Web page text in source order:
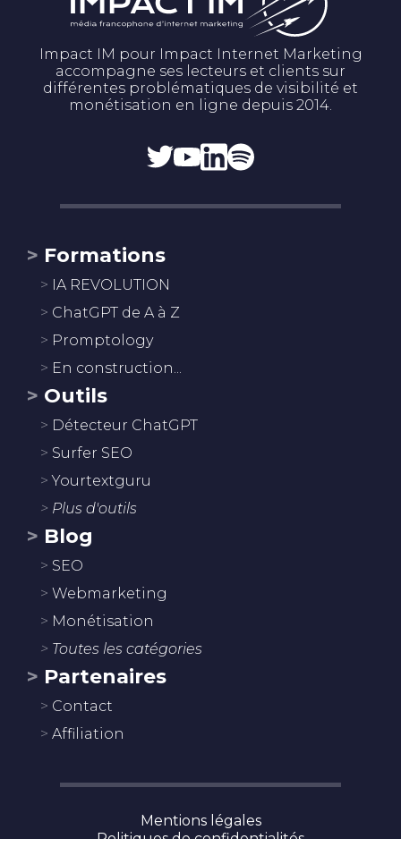
Impact IM pour Impact Internet Marketing
accompagne ses lecteurs et clients sur
différentes problématiques de visibilité et
monétisation en ligne depuis 2014.
Formations
IA REVOLUTION
ChatGPT de A à Z
Promptology
En construction...
Outils
Détecteur ChatGPT
Surfer SEO
Yourtextguru
Plus d'outils
Blog
SEO
Webmarketing
Monétisation
Toutes les catégories
Partenaires
Contact
Affiliation
Mentions légales
Politiques de confidentialités